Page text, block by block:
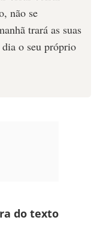
não se
trará as suas
dia o seu próprio
do texto